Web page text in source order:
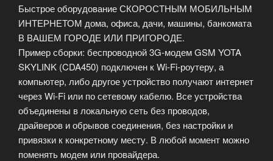
WiMAX»
Быстрое оборудование СКОРОСТНЫМ МОБИЛЬНЫМ
ИНТЕРНЕТОМ дома, офиса, дачи, машины, банкомата
В ВАШЕМ ГОРОДЕ ИЛИ ПРИГОРОДЕ.
Пример сборки: беспроводной 3G-модем GSM YOTA
SKYLINK (CDA450) подключен к Wi-Fi-роутеру, а
компьютер, либо другое устройство получают интернет
через Wi-Fi или по сетевому кабелю. Все устройства
объединены в локальную сеть без проводов,
драйверов и обрывов соединения, без настройки и
привязки к конкретному месту. В любой момент можно
поменять модем или провайдера.